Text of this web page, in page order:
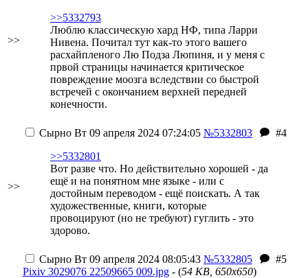
>>
>>5332793
Люблю классическую хард НФ, типа Ларри
Нивена. Почитал тут как-то этого вашего
расхайпленого Лю Подза Люпиня, и у меня с
првой страницы начинается критическое
повреждение моозга вследствии со быстрой
встречей с окончанием верхней передней
конечности.
>>
Сырно Вт 09 апреля 2024 07:24:05 №5332803
#4
>>5332801
Вот разве что. Но действительно хорошей - да
ещё и на понятном мне языке - или с
достойным переводом - ещё поискать. А так
художественные, книги, которые
провоцируют (но не требуют) гуглить - это
здорово.
Сырно Вт 09 апреля 2024 08:05:43 №5332805
#5
Pixiv 3029076 22509665 009.jpg - (54 KB, 650x650)